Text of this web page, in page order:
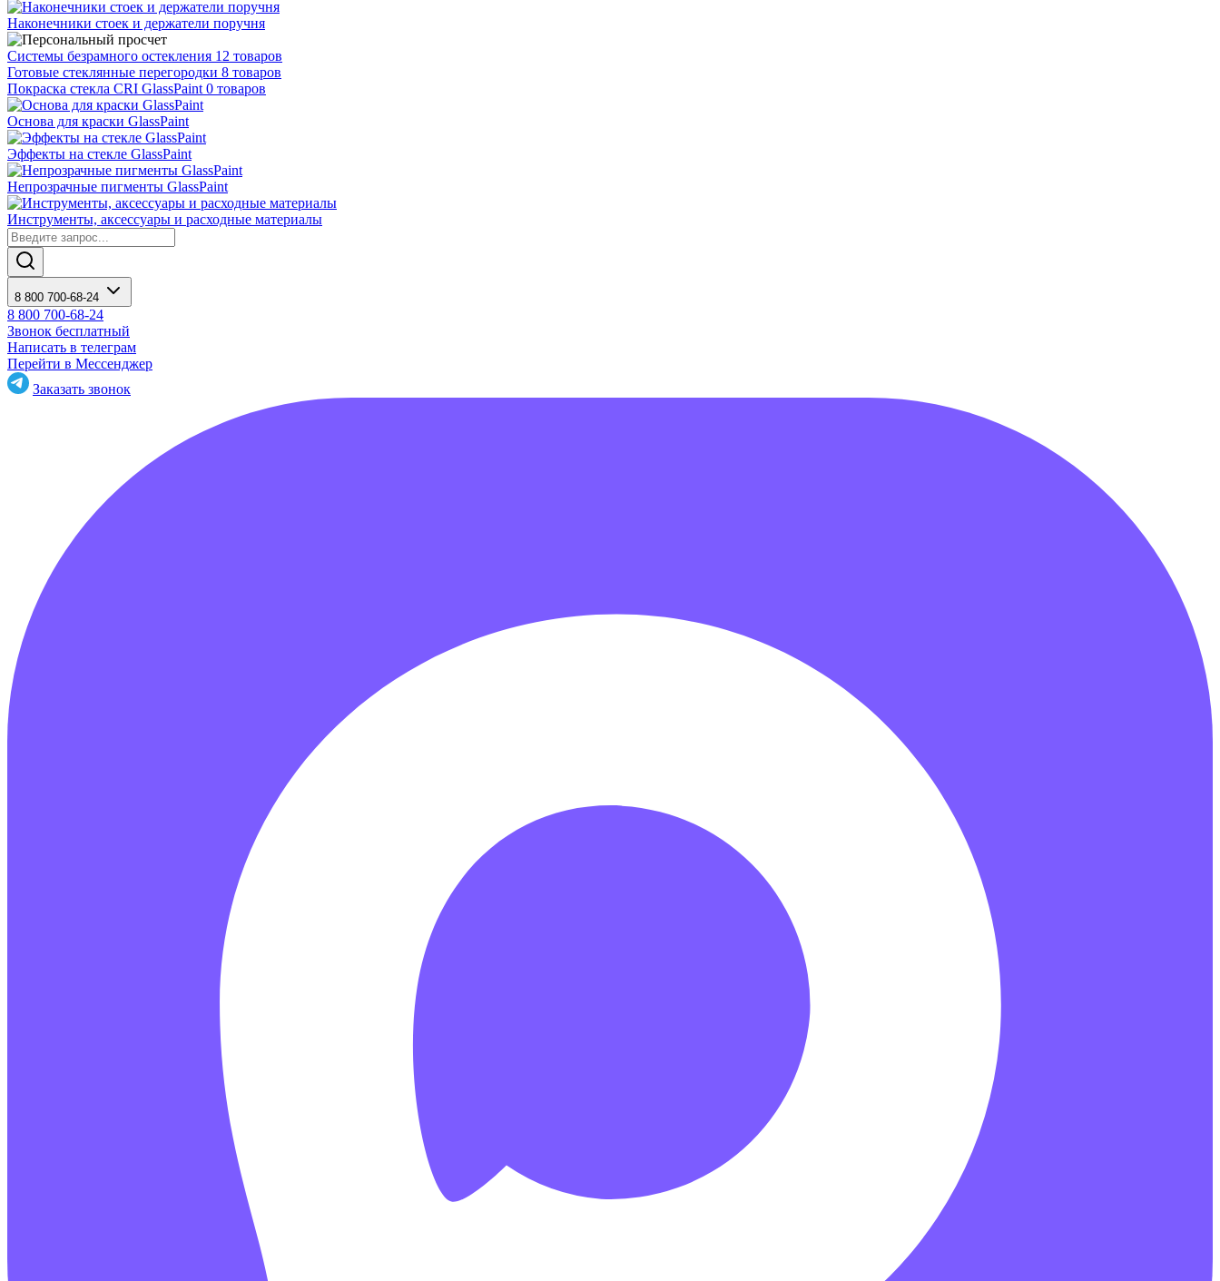
Наконечники стоек и держатели поручня
Системы безрамного остекления 12 товаров
Готовые стеклянные перегородки 8 товаров
Покраска стекла CRI GlassPaint 0 товаров
Основа для краски GlassPaint
Эффекты на стекле GlassPaint
Непрозрачные пигменты GlassPaint
Инструменты, аксессуары и расходные материалы
8 800 700-68-24
8 800 700-68-24
Звонок бесплатный
Написать в телеграм
Перейти в Мессенджер
Заказать звонок